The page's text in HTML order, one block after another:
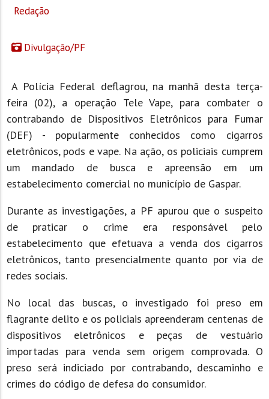
Redação
Divulgação/PF
A Polícia Federal deflagrou, na manhã desta terça-
feira (02), a operação Tele Vape, para combater o
contrabando de Dispositivos Eletrônicos para Fumar
(DEF) - popularmente conhecidos como cigarros
eletrônicos, pods e vape. Na ação, os policiais cumprem
um mandado de busca e apreensão em um
estabelecimento comercial no município de Gaspar.
Durante as investigações, a PF apurou que o suspeito
de praticar o crime era responsável pelo
estabelecimento que efetuava a venda dos cigarros
eletrônicos, tanto presencialmente quanto por via de
redes sociais.
No local das buscas, o investigado foi preso em
flagrante delito e os policiais apreenderam centenas de
dispositivos eletrônicos e peças de vestuário
importadas para venda sem origem comprovada. O
preso será indiciado por contrabando, descaminho e
crimes do código de defesa do consumidor.